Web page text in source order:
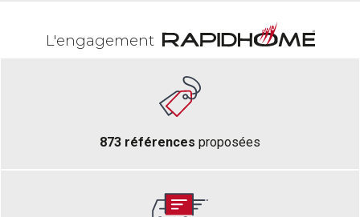
L'engagement
873 références proposées